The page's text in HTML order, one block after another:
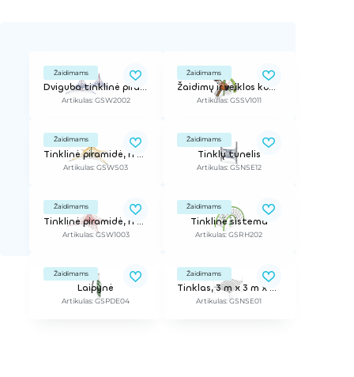
Žaidimams
Dviguba tinklinė piramidė, h - 5,7 m
Artikulas: GSW2002
Žaidimams
Žaidimų ir veiklos kompleksas
Artikulas: GSSV1011
Žaidimams
Tinklinė piramidė, h - 3 m
Artikulas: GSWS03
Žaidimams
Tinklų tunelis
Artikulas: GSNSE12
Žaidimams
Tinklinė piramidė, h - 7,5 m
Artikulas: GSW1003
Žaidimams
Tinklinė sistema
Artikulas: GSRH202
Žaidimams
Laipynė
Artikulas: GSPDE04
Žaidimams
Tinklas, 3 m x 3 m x 2,5 m
Artikulas: GSNSE01